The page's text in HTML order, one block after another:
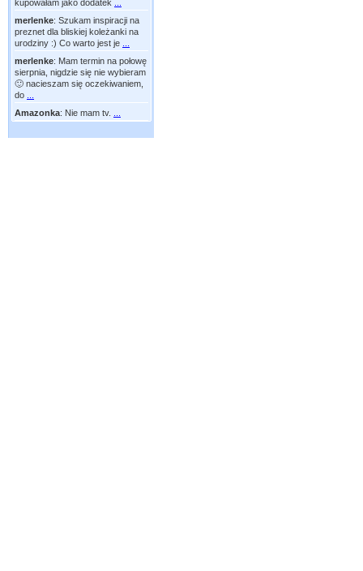
kupowałam jako dodatek
merlenke: Szukam inspiracji na
preznet dla bliskiej koleżanki na
urodziny :) Co warto jest je
merlenke: Mam termin na połowę
sierpnia, nigdzie się nie wybieram
🙂 nacieszam się oczekiwaniem,
do
Amazonka: Nie mam tv.